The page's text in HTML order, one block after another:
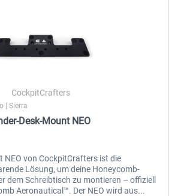
CockpitCrafters
| Sierra
Desk-Mount NEO
NEO von CockpitCrafters ist die
Lösung, um deine Honeycomb-
dem Schreibtisch zu montieren – offiziell
Aeronautical™. Der NEO wird aus...